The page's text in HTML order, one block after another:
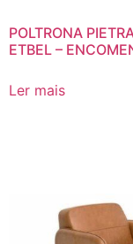
POLTRONA
ETBEL –
Ler mais